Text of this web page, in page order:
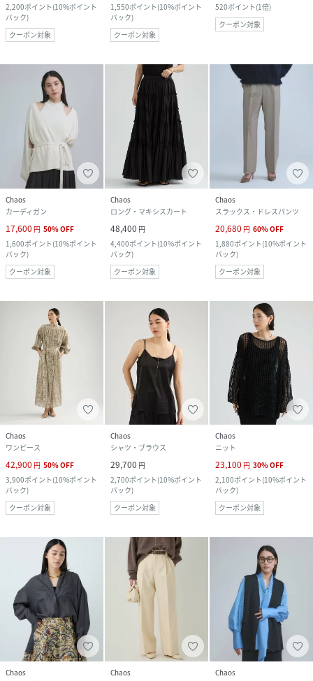
2,200ポイント(10%ポイント
バック)
クーポン対象
1,550ポイント(10%ポイント
バック)
クーポン対象
520ポイント(1倍)
クーポン対象
Chaos
カーディガン
17,600 円 50%OFF
1,600ポイント(10%ポイント
バック)
クーポン対象
Chaos
ロング・マキシスカート
48,400 円
4,400ポイント(10%ポイント
バック)
クーポン対象
Chaos
スラックス・ドレスパンツ
20,680 円 60%OFF
1,880ポイント(10%ポイント
バック)
クーポン対象
Chaos
ワンピース
42,900 円 50%OFF
3,900ポイント(10%ポイント
バック)
クーポン対象
Chaos
シャツ・ブラウス
29,700 円
2,700ポイント(10%ポイント
バック)
クーポン対象
Chaos
ニット
23,100 円 30%OFF
2,100ポイント(10%ポイント
バック)
クーポン対象
Chaos
Chaos
Chaos